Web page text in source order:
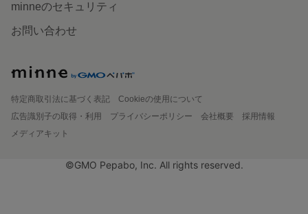
minneのセキュリティ
お問い合わせ
特定商取引法に基づく表記
Cookieの使用について
広告識別子の取得・利用
プライバシーポリシー 会社概要
採用情報
メディアキット
©GMO Pepabo, Inc. All rights reserved.